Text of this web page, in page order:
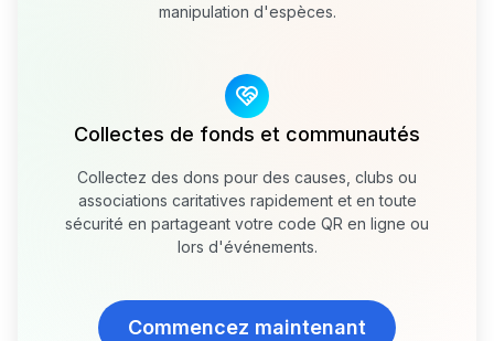
manipulation d'espèces.
Collectes de fonds et communautés
Collectez des dons pour des causes, clubs ou
associations caritatives rapidement et en toute
sécurité en partageant votre code QR en ligne ou
lors d'événements.
Commencez maintenant